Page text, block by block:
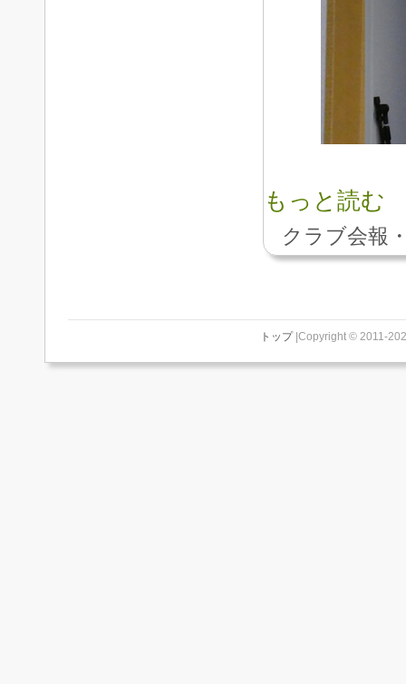
もっと読む
クラブ会報
トップ|Copyright © 2011-